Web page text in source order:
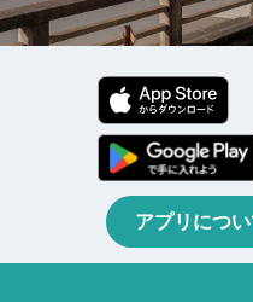
アプリにつ